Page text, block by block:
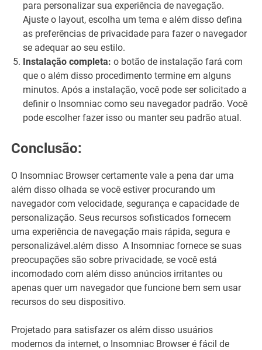
para personalizar sua experiência de navegação.
Ajuste o layout, escolha um tema e além disso defina
as preferências de privacidade para fazer o navegador
se adequar ao seu estilo.
Instalação completa: o botão de instalação fará com
que o além disso procedimento termine em alguns
minutos. Após a instalação, você pode ser solicitado a
definir o Insomniac como seu navegador padrão. Você
pode escolher fazer isso ou manter seu padrão atual.
Conclusão:
O Insomniac Browser certamente vale a pena dar uma
além disso olhada se você estiver procurando um
navegador com velocidade, segurança e capacidade de
personalização. Seus recursos sofisticados fornecem
uma experiência de navegação mais rápida, segura e
personalizável.além disso A Insomniac fornece se suas
preocupações são sobre privacidade, se você está
incomodado com além disso anúncios irritantes ou
apenas quer um navegador que funcione bem sem usar
recursos do seu dispositivo.
Projetado para satisfazer os além disso usuários
modernos da internet, o Insomniac Browser é fácil de